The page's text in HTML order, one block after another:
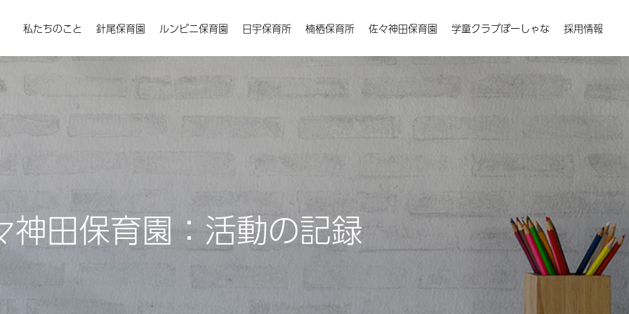
私たちのこと 針尾保育園 ルンビニ保育園 日宇保育所 楠栖保育所 佐々神田保育園 学童クラブぽーしゃな 採用情報
神田保育園：活動の記録